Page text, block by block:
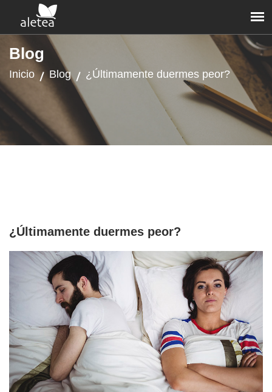
Blog
Inicio Blog ¿Últimamente duermes peor?
¿Últimamente duermes peor?